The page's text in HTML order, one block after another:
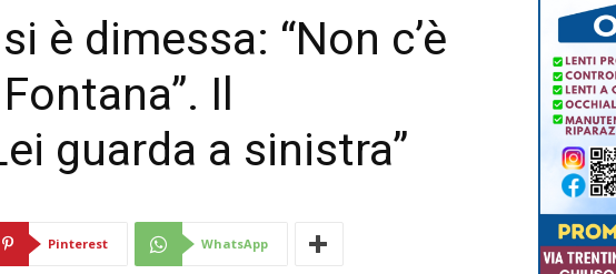
Voce
è dimessa: “Non c’è
Il
guarda a sinistra”
Pinterest WhatsApp